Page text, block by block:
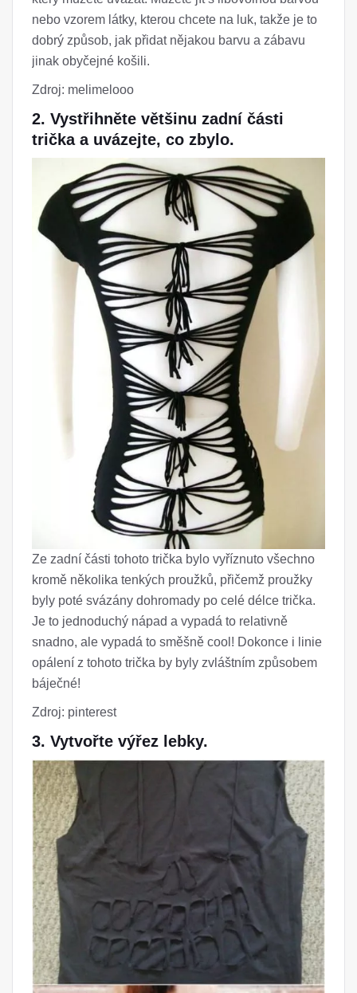
nebo vzorem látky, kterou chcete na luk, takže je to
dobrý způsob, jak přidat nějakou barvu a zábavu
jinak obyčejné košili.
Zdroj: melimelooo
2. Vystřihněte většinu zadní části
trička a uvázejte, co zbylo.
Ze zadní části tohoto trička bylo vyříznuto všechno
kromě několika tenkých proužků, přičemž proužky
byly poté svázány dohromady po celé délce trička.
Je to jednoduchý nápad a vypadá to relativně
snadno, ale vypadá to směšně cool! Dokonce i linie
opálení z tohoto trička by byly zvláštním způsobem
báječné!
Zdroj: pinterest
3. Vytvořte výřez lebky.